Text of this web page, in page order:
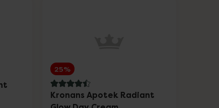
25%
4.5 av 5 i omdöme
Kronans Apotek Radiant